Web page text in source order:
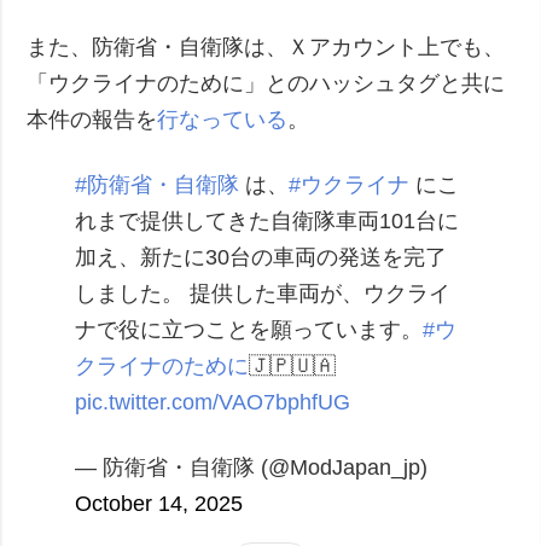
また、防衛省・自衛隊は、Ｘアカウント上でも、
「ウクライナのために」とのハッシュタグと共に
本件の報告を行なっている。
#防衛省・自衛隊 は、#ウクライナ にこ
れまで提供してきた自衛隊車両101台に
加え、新たに30台の車両の発送を完了
しました。
提供した車両が、ウクライ
ナで役に立つことを願っています。#ウ
クライナのために🇯🇵🇺🇦
pic.twitter.com/VAO7bphfUG
— 防衛省・自衛隊 (@ModJapan_jp)
October 14, 2025